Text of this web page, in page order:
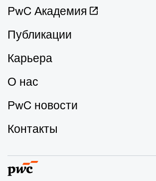
PwC Академия
Публикации
Карьера
О нас
PwC новости
Контакты